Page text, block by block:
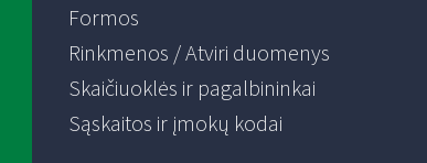
Formos
Rinkmenos / Atviri duomenys
Skaičiuoklės ir pagalbininkai
Sąskaitos ir įmokų kodai